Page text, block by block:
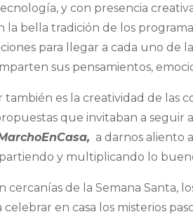
y con presencia
la bella tradición de los
para llegar a cada uno de
sus pensamientos,
también es la creatividad de las
que invitaban a seguir
a darnos aliento
y multiplicando lo
cercanías de la Semana Santa,
celebrar en casa los misterios